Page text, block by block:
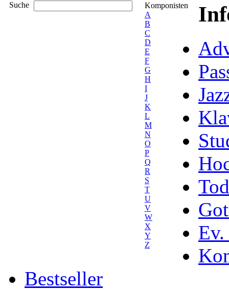
Suche
Komponisten
A
B
C
D
E
F
G
H
I
J
K
L
M
N
O
P
Q
R
S
T
U
V
W
X
Y
Z
Ev.
Bestseller